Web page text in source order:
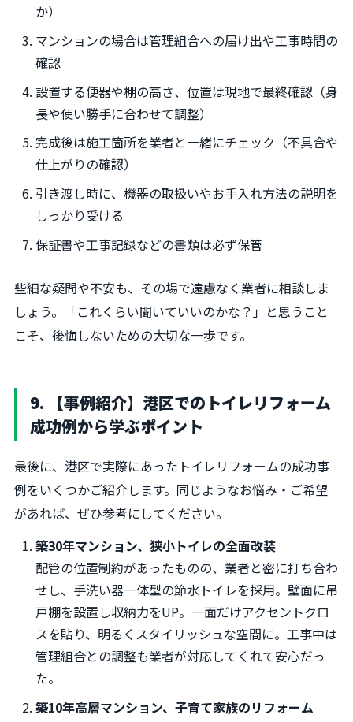
か）
マンションの場合は管理組合への届け出や工事時間の
確認
設置する便器や棚の高さ、位置は現地で最終確認（身
長や使い勝手に合わせて調整）
完成後は施工箇所を業者と一緒にチェック（不具合や
仕上がりの確認）
引き渡し時に、機器の取扱いやお手入れ方法の説明を
しっかり受ける
保証書や工事記録などの書類は必ず保管
些細な疑問や不安も、その場で遠慮なく業者に相談しま
しょう。「これくらい聞いていいのかな？」と思うこと
こそ、後悔しないための大切な一歩です。
9. 【事例紹介】港区でのトイレリフォーム
成功例から学ぶポイント
最後に、港区で実際にあったトイレリフォームの成功事
例をいくつかご紹介します。同じようなお悩み・ご希望
があれば、ぜひ参考にしてください。
築30年マンション、狭小トイレの全面改装
配管の位置制約があったものの、業者と密に打ち合わ
せし、手洗い器一体型の節水トイレを採用。壁面に吊
戸棚を設置し収納力をUP。一面だけアクセントクロ
スを貼り、明るくスタイリッシュな空間に。工事中は
管理組合との調整も業者が対応してくれて安心だっ
た。
築10年高層マンション、子育て家族のリフォーム